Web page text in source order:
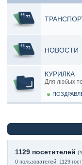
НОВОСТИ
КУРИЛКА
Для любых
1129 посетителей
0 пользователей, 1129